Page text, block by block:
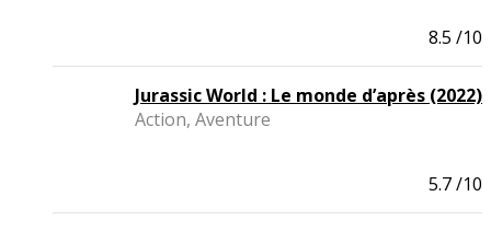
8.5 /10
Jurassic World : Le monde d’après (2022)
Action, Aventure
5.7/10